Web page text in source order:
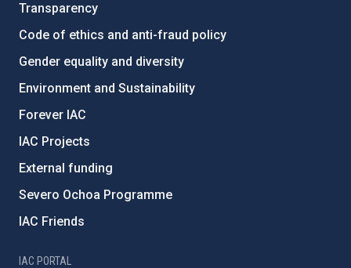
Transparency
Code of ethics and anti-fraud policy
Gender equality and diversity
Environment and Sustainability
Forever IAC
IAC Projects
External funding
Severo Ochoa Programme
IAC Friends
IAC PORTAL